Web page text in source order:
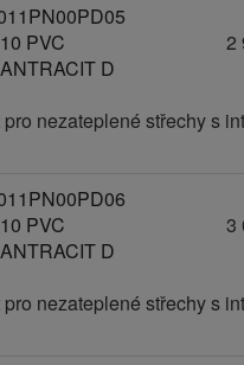
PVC
D
2
nezateplené střechy s
PVC
D
3
nezateplené střechy s